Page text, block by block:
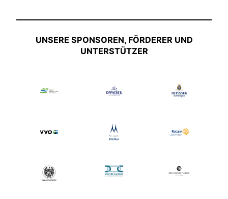
UNSERE SPONSOREN, FÖRDERER UND
UNTERSTÜTZER